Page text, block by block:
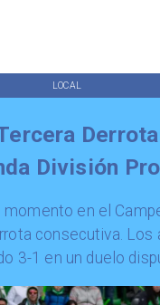
LOCAL
División
en el
consecutiva.
3-1 en un duelo